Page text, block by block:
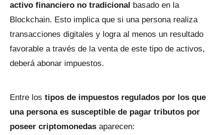
activo financiero no tradicional basado en la
Blockchain. Esto implica que si una persona realiza
transacciones digitales y logra al menos un resultado
favorable a través de la venta de este tipo de activos,
deberá abonar impuestos.
Entre los tipos de impuestos regulados por los que
una persona es susceptible de pagar tributos por
poseer criptomonedas aparecen: